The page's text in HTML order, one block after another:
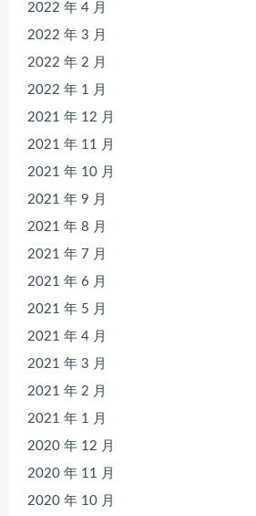
2022 年 4 月
2022 年 3 月
2022 年 2 月
2022 年 1 月
2021 年 12 月
2021 年 11 月
2021 年 10 月
2021 年 9 月
2021 年 8 月
2021 年 7 月
2021 年 6 月
2021 年 5 月
2021 年 4 月
2021 年 3 月
2021 年 2 月
2021 年 1 月
2020 年 12 月
2020 年 11 月
2020 年 10 月